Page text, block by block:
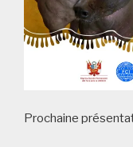
Prochaine